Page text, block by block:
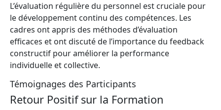
L’évaluation régulière du personnel est cruciale pour
le développement continu des compétences. Les
cadres ont appris des méthodes d’évaluation
efficaces et ont discuté de l’importance du feedback
constructif pour améliorer la performance
individuelle et collective.
Témoignages des Participants
Retour Positif sur la Formation